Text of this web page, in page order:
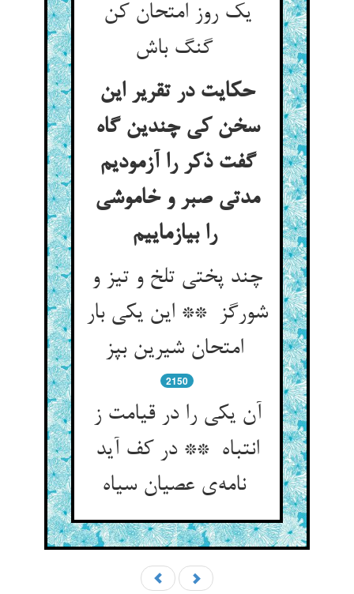
یک روز امتحان کن
گنگ باش
حکایت در تقریر این
سخن کی چندین گاه
گفت ذکر را آزمودیم
مدتی صبر و خاموشی
را بیازماییم
چند پختی تلخ و تیز و
شورگز ** این یکی بار
امتحان شیرین بپز
2150
آن یکی را در قیامت ز
انتباه ** در کف آید
نامه‌ی عصیان سیاه